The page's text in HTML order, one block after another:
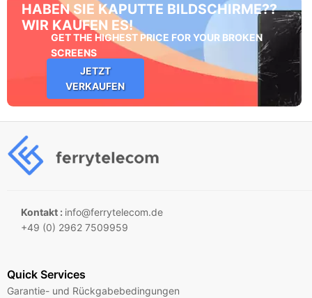
HABEN SIE KAPUTTE BILDSCHIRME??
WIR KAUFEN ES!
GET THE HIGHEST PRICE FOR YOUR BROKEN
SCREENS
JETZT
VERKAUFEN
Kontakt : info@ferrytelecom.de
+49 (0) 2962 7509959
Quick Services
Garantie- und Rückgabebedingungen